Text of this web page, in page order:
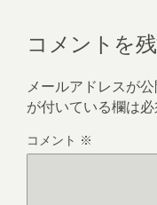
コメントを
メールアドレスが
が付いている欄は
コメント ※